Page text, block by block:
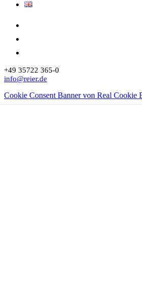
+49 35722 365-0
info@reier.de
Cookie Consent Banner von Real Cookie